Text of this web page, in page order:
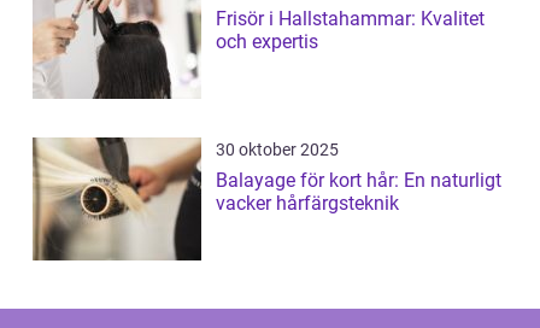
Frisör i Hallstahammar: Kvalitet
och expertis
30 oktober 2025
Balayage för kort hår: En naturligt
vacker hårfärgsteknik